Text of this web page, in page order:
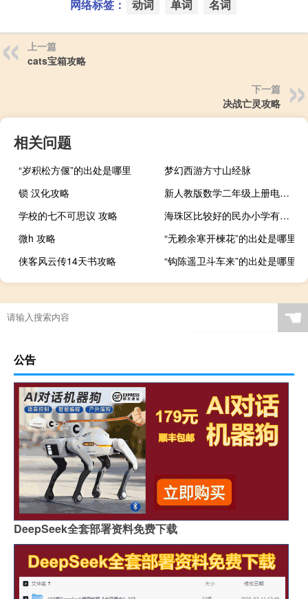
网络标签： 动词 单词 名词
上一篇
cats宝箱攻略
下一篇
决战亡灵攻略
相关问题
“岁积松方偃”的出处是哪里
梦幻西游方寸山经脉
锁 汉化攻略
新人教版数学二年级上册电子课本（新人教版二年级上册数学课本）
学校的七不可思议 攻略
海珠区比较好的民办小学有哪个
微h 攻略
“无赖余寒开楝花”的出处是哪里
侠客风云传14天书攻略
“钩陈遥卫斗车来”的出处是哪里
☚
公告
DeepSeek全套部署资料免费下载